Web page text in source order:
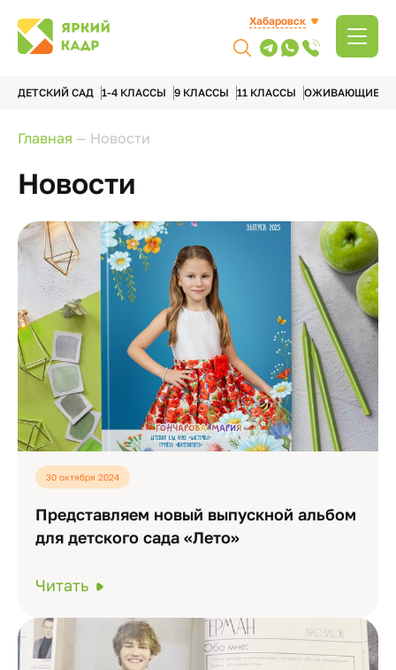
Хабаровск
ДЕТСКИЙ САД 1-4 КЛАССЫ 9 КЛАССЫ 11 КЛАССЫ ОЖИВАЮЩИЕ
Главная — Новости
Новости
30 октября 2024
Представляем новый выпускной альбом
для детского сада «Лето»
Читать